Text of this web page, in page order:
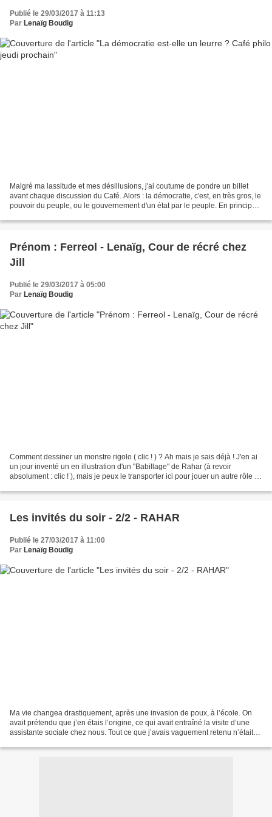
Publié le 29/03/2017 à 11:13
Par Lenaïg Boudig
Malgré ma lassitude et mes désillusions, j'ai coutume de pondre un billet
avant chaque discussion du Café. Alors : la démocratie, c'est, en très gros, le
pouvoir du peuple, ou le gouvernement d'un état par le peuple. En principe,
Prénom : Ferreol - Lenaïg, Cour de récré chez
Jill
Publié le 29/03/2017 à 05:00
Par Lenaïg Boudig
Comment dessiner un monstre rigolo ( clic ! ) ? Ah mais je sais déjà ! J'en ai
un jour inventé un en illustration d'un "Babillage" de Rahar (à revoir
absolument : clic ! ), mais je peux le transporter ici pour jouer un autre rôle ...
Les invités du soir - 2/2 - RAHAR
Publié le 27/03/2017 à 11:00
Par Lenaïg Boudig
Ma vie changea drastiquement, après une invasion de poux, à l’école. On
avait prétendu que j’en étais l’origine, ce qui avait entraîné la visite d’une
assistante sociale chez nous. Tout ce que j’avais vaguement retenu n’était